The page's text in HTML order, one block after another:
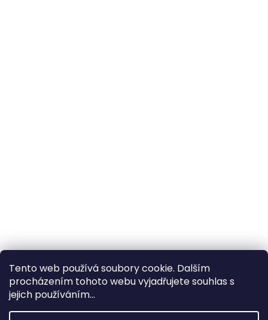
Tento web používá soubory cookie. Dalším
procházením tohoto webu vyjadřujete souhlas s
jejich používáním...
×
Hledáte nejvýhodnější cenu? Získáte jí
pomocíregistrace